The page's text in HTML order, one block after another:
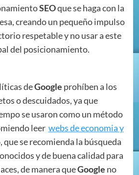
SEOque se haga con la
creando un pequeño impulso
respetable y no usar a este
del posicionamiento.
deGoogle prohíben a los
o descuidados, ya que
se usaron como un método
leer webs de economia y
que se recomienda la búsqueda
y de buena calidad para
de manera queGoogle no